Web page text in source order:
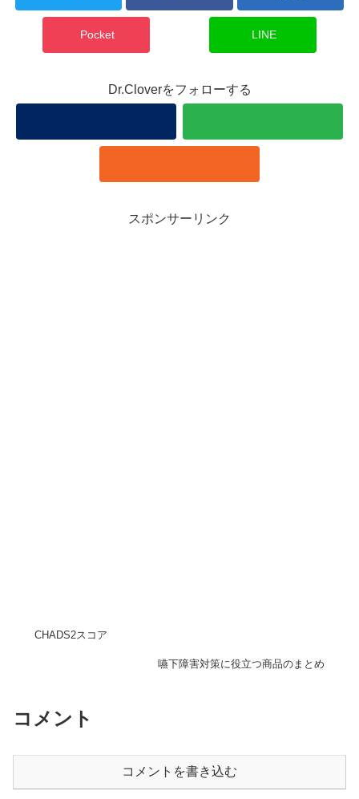
Pocket LINE
Dr.Cloverをフォローする
スポンサーリンク
CHADS2スコア
嚥下障害対策に役立つ商品のまとめ
コメント
コメントを書き込む